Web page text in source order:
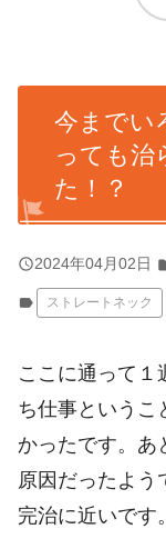
今までい
っても治
た！？
query_builder2024年04月02日
label ストレートネック
ここに通って１
ち仕事というこ
かったです。あ
原因だったよう
完治に近いで